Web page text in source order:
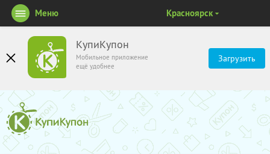
КупиКупон
Мобильное приложение
ещё удобнее
Загрузить
Меню Красноярск